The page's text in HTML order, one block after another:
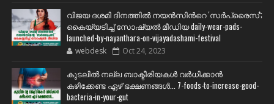
വിജയ ദശമി ദിനത്തില്‍ നയന്‍സിന്‍റെ 'സര്‍പ്രൈസ്';
കൈയ്യടിച്ച് സോഷ്യല്‍ മീഡിയ daily-wear-pads-
launched-by-nayanthara-on-vijayadashami-festival
webdesk Oct 24, 2023
കുടലിൽ നല്ല ബാക്ടീരിയകൾ വര്‍ധിക്കാന്‍
കഴിക്കേണ്ട ഏഴ് ഭക്ഷണങ്ങള്‍... 7-foods-to-increase-good-
bacteria-in-your-gut